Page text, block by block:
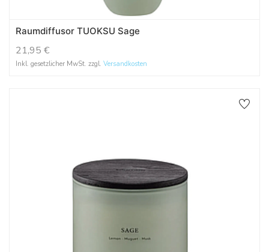
Raumdiffusor TUOKSU Sage
21,95 €
Inkl. gesetzlicher MwSt. zzgl. Versandkosten